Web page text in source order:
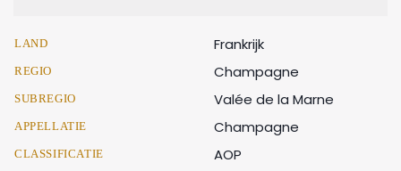
LAND Frankrijk
REGIO Champagne
SUBREGIO Valée de la Marne
APPELLATIE Champagne
CLASSIFICATIE AOP